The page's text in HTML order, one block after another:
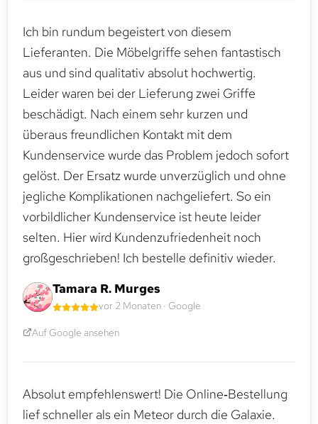
Ich bin rundum begeistert von diesem
Lieferanten. Die Möbelgriffe sehen fantastisch
aus und sind qualitativ absolut hochwertig.
Leider waren bei der Lieferung zwei Griffe
beschädigt. Nach einem sehr kurzen und
überaus freundlichen Kontakt mit dem
Kundenservice wurde das Problem jedoch sofort
gelöst. Der Ersatz wurde unverzüglich und ohne
jegliche Komplikationen nachgeliefert. So ein
vorbildlicher Kundenservice ist heute leider
selten. Hier wird Kundenzufriedenheit noch
großgeschrieben! Ich bestelle definitiv wieder.
Tamara R. Murges
vor 2 Monaten · Google
Auf Google ansehen
Absolut empfehlenswert! Die Online‑Bestellung
lief schneller als ein Meteor durch die Galaxie.